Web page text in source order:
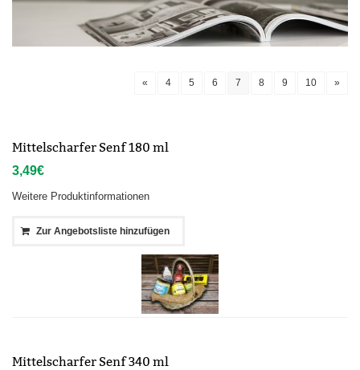
« 4 5 6 7 8 9 10 »
Mittelscharfer Senf 180 ml
3,49€
Weitere Produktinformationen
Zur Angebotsliste hinzufügen
Mittelscharfer Senf 340 ml